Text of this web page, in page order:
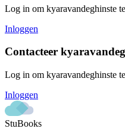
Log in om kyaravandeghinste
Inloggen
Contacteer
Log in om kyaravandeghinste
Inloggen
StuBooks